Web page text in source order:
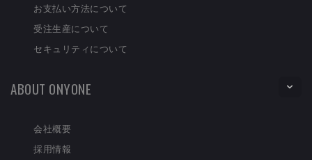
お支払い方法について
受注生産について
セキュリティについて
ABOUT ONYONE
会社概要
採用情報